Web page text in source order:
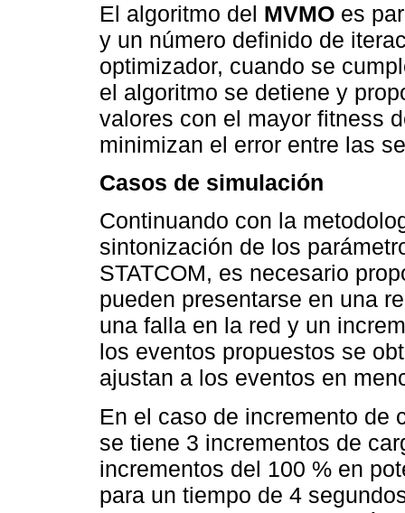
El algoritmo del MVMO es
y un número definido de
optimizador, cuando se
el algoritmo se detiene y
valores con el mayor fitness
minimizan el error entre las
Casos de simulación
Continuando con la
sintonización de los
STATCOM, es necesario
pueden presentarse en una
una falla en la red y un
los eventos propuestos se
ajustan a los eventos en
En el caso de incremento de
se tiene 3 incrementos de
incrementos del 100 % en
para un tiempo de 4